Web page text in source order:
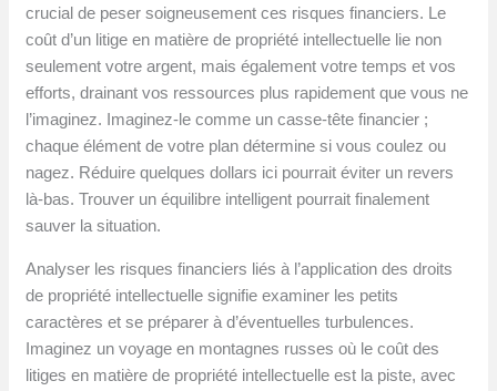
crucial de peser soigneusement ces risques financiers. Le
coût d’un litige en matière de propriété intellectuelle lie non
seulement votre argent, mais également votre temps et vos
efforts, drainant vos ressources plus rapidement que vous ne
l’imaginez. Imaginez-le comme un casse-tête financier ;
chaque élément de votre plan détermine si vous coulez ou
nagez. Réduire quelques dollars ici pourrait éviter un revers
là-bas. Trouver un équilibre intelligent pourrait finalement
sauver la situation.
Analyser les risques financiers liés à l’application des droits
de propriété intellectuelle signifie examiner les petits
caractères et se préparer à d’éventuelles turbulences.
Imaginez un voyage en montagnes russes où le coût des
litiges en matière de propriété intellectuelle est la piste, avec